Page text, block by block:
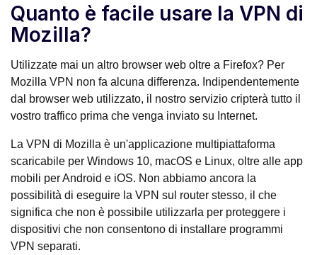
Quanto è facile usare la VPN di
Mozilla?
Utilizzate mai un altro browser web oltre a Firefox? Per
Mozilla VPN non fa alcuna differenza. Indipendentemente
dal browser web utilizzato, il nostro servizio cripterà tutto il
vostro traffico prima che venga inviato su Internet.
La VPN di Mozilla è un'applicazione multipiattaforma
scaricabile per Windows 10, macOS e Linux, oltre alle app
mobili per Android e iOS. Non abbiamo ancora la
possibilità di eseguire la VPN sul router stesso, il che
significa che non è possibile utilizzarla per proteggere i
dispositivi che non consentono di installare programmi
VPN separati.